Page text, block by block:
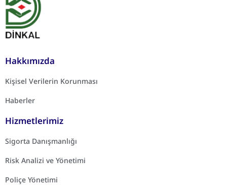
Hakkımızda
Kişisel Verilerin Korunması
Haberler
Hizmetlerimiz
Sigorta Danışmanlığı
Risk Analizi ve Yönetimi
Poliçe Yönetimi